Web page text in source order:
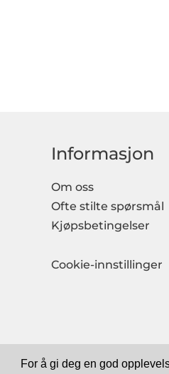
For å gi deg en god
Informasjon
Om oss
Ofte stilte spørsmål
Kjøpsbetingelser
Cookie-innstillinger